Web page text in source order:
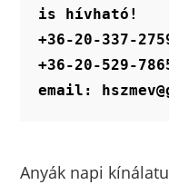
is hívható!
+36-20-337-
+36-20-529-
email:
Anyák napi